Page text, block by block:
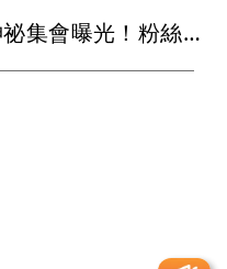
奧斯卡男星「火星島」神祕集會曝光！粉絲穿白衣朝拜 邪教疑雲再起